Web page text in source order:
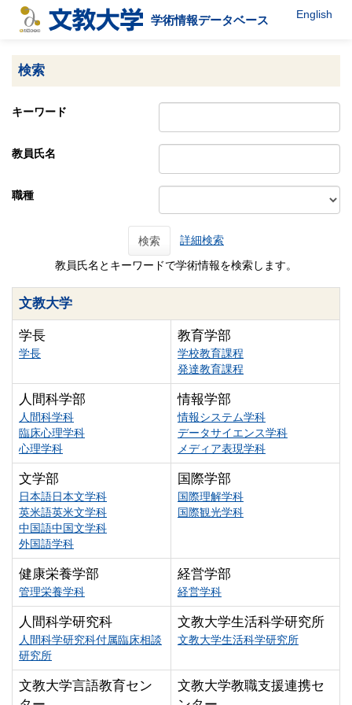
学術情報データベース English
検索
キーワード
教員氏名
職種
検索 詳細検索
教員氏名とキーワードで学術情報を検索します。
文教大学
学長
学長
教育学部
学校教育課程
発達教育課程
人間科学部
人間科学科
臨床心理学科
心理学科
情報学部
情報システム学科
データサイエンス学科
メディア表現学科
文学部
日本語日本文学科
英米語英米文学科
中国語中国文学科
外国語学科
国際学部
国際理解学科
国際観光学科
健康栄養学部
管理栄養学科
経営学部
経営学科
人間科学研究科
人間科学研究科付属臨床相談
研究所
文教大学生活科学研究所
文教大学生活科学研究所
文教大学言語教育セン
文教大学教職支援連携セ